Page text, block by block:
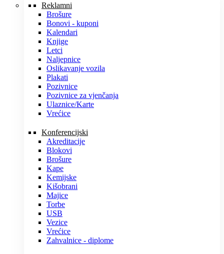
Reklamni
Brošure
Bonovi - kuponi
Kalendari
Knjige
Letci
Naljepnice
Oslikavanje vozila
Plakati
Pozivnice
Pozivnice za vjenčanja
Ulaznice/Karte
Vrećice
Konferencijski
Akreditacije
Blokovi
Brošure
Kape
Kemijske
Kišobrani
Majice
Torbe
USB
Vezice
Vrećice
Zahvalnice - diplome